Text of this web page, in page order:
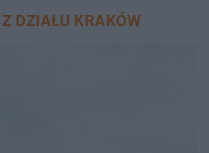
DZIAŁU KRAKÓW